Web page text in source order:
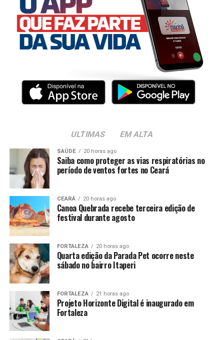
ULTIMAS EM ALTA
SAÚDE 20 horas ago
Saiba como proteger as vias respiratórias no
período de ventos fortes no Ceará
CEARÁ 20 horas ago
Canoa Quebrada recebe terceira edição de
festival durante agosto
FORTALEZA 20 horas ago
Quarta edição da Parada Pet ocorre neste
sábado no bairro Itaperi
FORTALEZA 21 horas ago
Projeto Horizonte Digital é inaugurado em
Fortaleza